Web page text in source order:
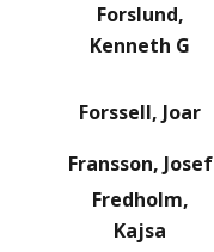
Forslund,
Kenneth G
Forssell, Joar
Fransson, Josef
Fredholm,
Kajsa